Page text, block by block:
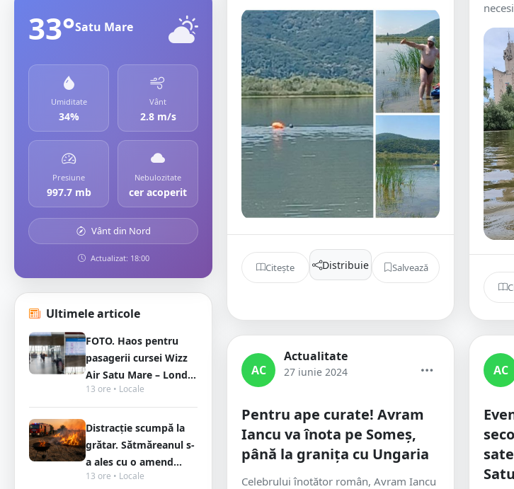
33°Satu Mare
Umiditate
34%
Vânt
2.8 m/s
Presiune
997.7 mb
Nebulozitate
cer acoperit
Vânt din Nord
Actualizat: 18:00
Ultimele articole
FOTO. Haos pentru
pasagerii cursei Wizz
Air Satu Mare – Lond...
13 ore • Locale
Distracție scumpă la
grătar. Sătmăreanul s-
a ales cu o amend...
13 ore • Locale
Citește Distribuie Salvează
AC
Actualitate
27 iunie 2024
Pentru ape curate! Avram
Iancu va înota pe Someș,
până la granița cu Ungaria
Celebrului înotător român, Avram Iancu
AC